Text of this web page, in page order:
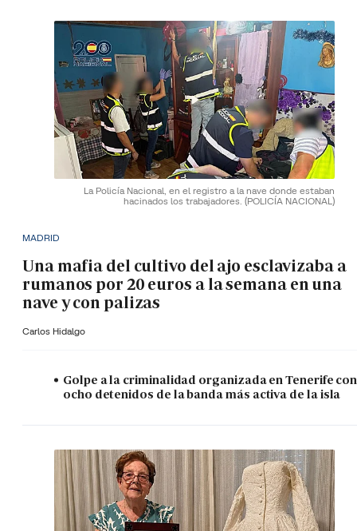
La Policía Nacional, en el registro a la nave donde estaban
hacinados los trabajadores. (POLICÍA NACIONAL)
MADRID
Una mafia del cultivo del ajo esclavizaba a
rumanos por 20 euros a la semana en una
nave y con palizas
Carlos Hidalgo
Golpe a la criminalidad organizada en Tenerife con
ocho detenidos de la banda más activa de la isla